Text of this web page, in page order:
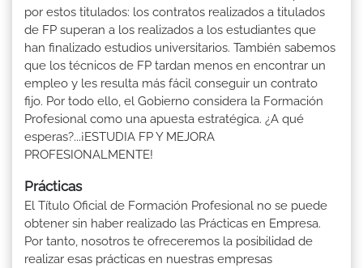
por estos titulados: los contratos realizados a titulados
de FP superan a los realizados a los estudiantes que
han finalizado estudios universitarios. También sabemos
que los técnicos de FP tardan menos en encontrar un
empleo y les resulta más fácil conseguir un contrato
fijo. Por todo ello, el Gobierno considera la Formación
Profesional como una apuesta estratégica. ¿A qué
esperas?...¡ESTUDIA FP Y MEJORA
PROFESIONALMENTE!
Prácticas
El Título Oficial de Formación Profesional no se puede
obtener sin haber realizado las Prácticas en Empresa.
Por tanto, nosotros te ofreceremos la posibilidad de
realizar esas prácticas en nuestras empresas